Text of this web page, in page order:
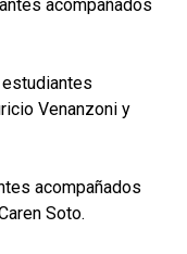
acompañados
Venanzoni y
acompañados
Soto.